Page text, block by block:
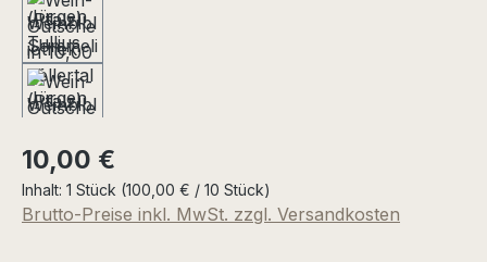
Regulärer Preis:
10,00 €
Inhalt: 1 Stück (100,00 € / 10 Stück)
Brutto-Preise inkl. MwSt. zzgl. Versandkosten